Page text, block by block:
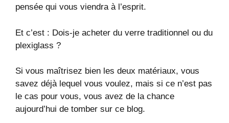
pensée qui vous viendra à l’esprit.
Et c’est : Dois-je acheter du verre traditionnel ou du
plexiglass ?
Si vous maîtrisez bien les deux matériaux, vous
savez déjà lequel vous voulez, mais si ce n’est pas
le cas pour vous, vous avez de la chance
aujourd’hui de tomber sur ce blog.